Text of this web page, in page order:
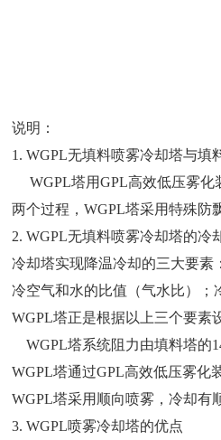
说明：
1. WGPL无填料喷雾冷却塔与填
WGPL塔用GPL高效低压雾化
两个过程，WGPL塔采用特殊防
2. WGPL无填料喷雾冷却塔的冷
冷却塔实现降温冷却的三大要素：
冷空气和水的比值（气水比）；
WGPL塔正是根据以上三个要素
WGPL塔系统阻力由填料塔的
WGPL塔通过GPL高效低压雾化
WGPL塔采用顺向喷雾，冷却有
3. WGPL喷雾冷却塔的优点